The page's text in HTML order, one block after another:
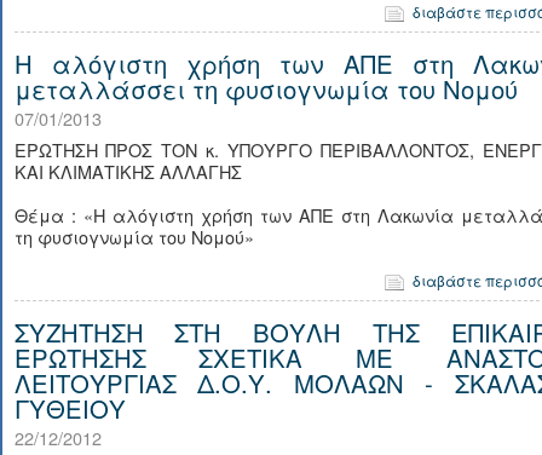
διαβάστε
H αλόγιστη χρήση των ΑΠΕ στη
μεταλλάσσει τη φυσιογνωμία του Νομού
07/01/2013
ΕΡΩΤΗΣΗ ΠΡΟΣ ΤΟΝ κ. ΥΠΟΥΡΓΟ ΠΕΡΙΒΑΛΛΟΝΤΟΣ,
ΚΑΙ ΚΛΙΜΑΤΙΚΗΣ ΑΛΛΑΓΗΣ
Θέμα : «H αλόγιστη χρήση των ΑΠΕ στη Λακωνία
τη φυσιογνωμία του Νομού»
διαβάστε
ΣΥΖΗΤΗΣΗ ΣΤΗ ΒΟΥΛΗ ΤΗΣ
ΕΡΩΤΗΣΗΣ ΣΧΕΤΙΚΑ ΜΕ
ΛΕΙΤΟΥΡΓΙΑΣ Δ.Ο.Υ. ΜΟΛΑΩΝ -
ΓΥΘΕΙΟΥ
22/12/2012